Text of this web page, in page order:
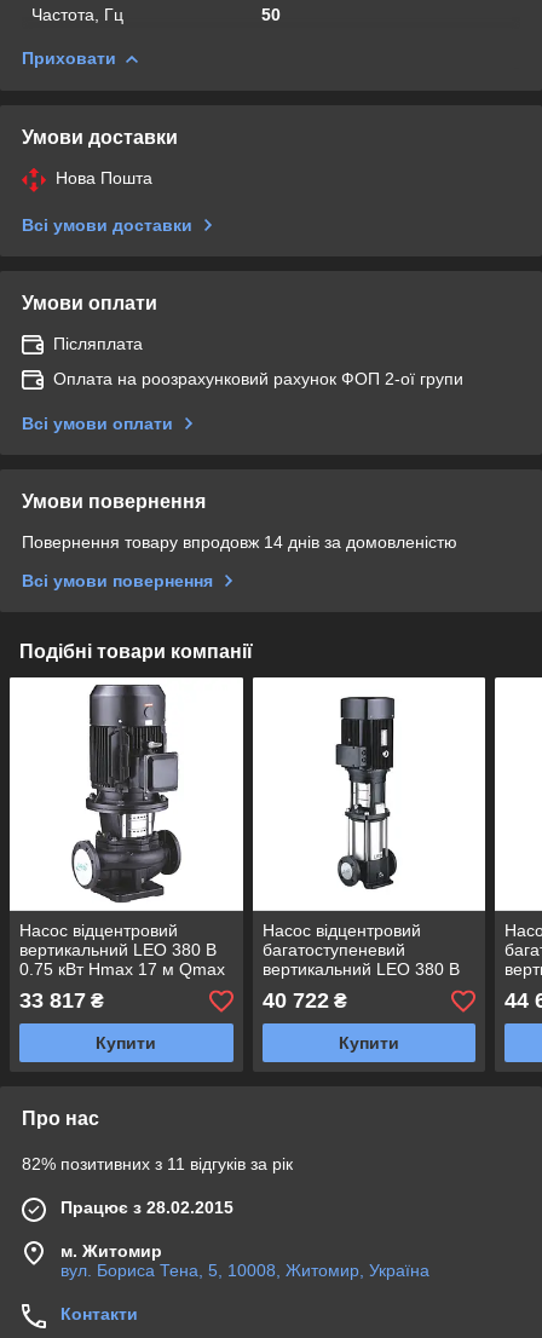
Частота, Гц
50
Приховати
Умови доставки
Нова Пошта
Всі умови доставки
Умови оплати
Післяплата
Оплата на роозрахунковий рахунок ФОП 2-ої групи
Всі умови оплати
Умови повернення
Повернення товару впродовж 14 днів за домовленістю
Всі умови повернення
Подібні товари компанії
Насос відцентровий
вертикальний LEO 380 В
0.75 кВт Hmax 17 м Qmax
275 л/хв 3.0 LPP40-13-
0.75/2 (7714123)
33 817 ₴
Купити
Насос відцентровий
багатоступеневий
вертикальний LEO 380 В
1.1 кВт H 114(110)м Q
40(17) л/хв неірж 3.0
innovation
40 722₴
Купити
1.1
44
Про нас
82% позитивних з 11 відгуків за рік
Працює з 28.02.2015
м. Житомир
вул. Бориса Тена, 5, 10008, Житомир, Україна
Контакти